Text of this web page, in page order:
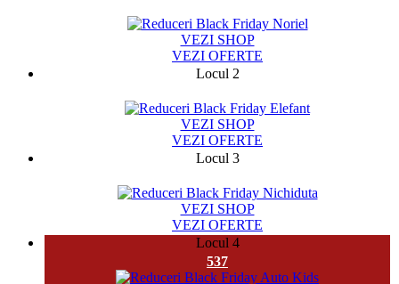
VEZI SHOP
VEZI OFERTE
Locul 2
VEZI SHOP
VEZI OFERTE
Locul 3
VEZI SHOP
VEZI OFERTE
Locul 4
537